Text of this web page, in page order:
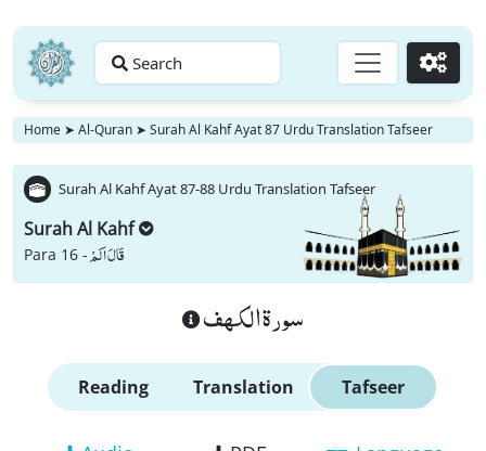
Search Go
Home ➤ Al-Quran ➤ Surah Al Kahf Ayat 87 Urdu Translation Tafseer
Surah Al Kahf Ayat 87-88 Urdu Translation Tafseer
Surah Al Kahf
Para 16 -قَالَ اَلَمْ
سورة الكهف
Reading Translation Tafseer